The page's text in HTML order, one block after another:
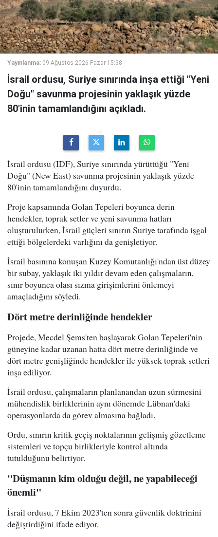
Yayınlanma: 09 Ağustos 2026 Pazar 15:38
İsrail ordusu, Suriye sınırında inşa ettiği "Yeni
Doğu" savunma projesinin yaklaşık yüzde
80'inin tamamlandığını açıkladı.
İsrail ordusu (IDF), Suriye sınırında yürüttüğü "Yeni
Doğu" (New East) savunma projesinin yaklaşık yüzde
80'inin tamamlandığını duyurdu.
Proje kapsamında Golan Tepeleri boyunca derin
hendekler, toprak setler ve yeni savunma hatları
oluşturulurken, İsrail güçleri sınırın Suriye tarafında işgal
ettiği bölgelerdeki varlığını da genişletiyor.
İsrail basınına konuşan Kuzey Komutanlığı'ndan üst düzey
bir subay, yaklaşık iki yıldır devam eden çalışmaların,
sınır boyunca olası sızma girişimlerini önlemeyi
amaçladığını söyledi.
Dört metre derinliğinde hendekler
Projede, Mecdel Şems'ten başlayarak Golan Tepeleri'nin
güneyine kadar uzanan hatta dört metre derinliğinde ve
dört metre genişliğinde hendekler ile yüksek toprak setleri
inşa ediliyor.
İsrail ordusu, çalışmaların planlanandan uzun sürmesini
mühendislik birliklerinin aynı dönemde Lübnan'daki
operasyonlarda da görev almasına bağladı.
Ordu, sınırın kritik geçiş noktalarının gelişmiş gözetleme
sistemleri ve topçu birlikleriyle kontrol altında
tutulduğunu belirtiyor.
"Düşmanın kim olduğu değil, ne yapabileceği
önemli"
İsrail ordusu, 7 Ekim 2023'ten sonra güvenlik doktrinini
değiştirdiğini ifade ediyor.